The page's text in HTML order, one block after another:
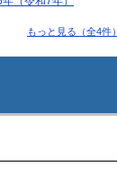
もっと見る（全4件）